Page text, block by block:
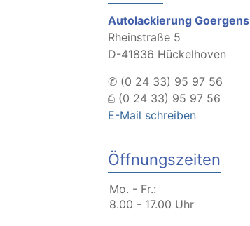
Autolackierung Goergens
Rheinstraße 5
D-41836 Hückelhoven
✆ (0 24 33) 95 97 56
⎙ (0 24 33) 95 97 56
E-Mail schreiben
Öffnungszeiten
Mo. - Fr.:
8.00 - 17.00 Uhr